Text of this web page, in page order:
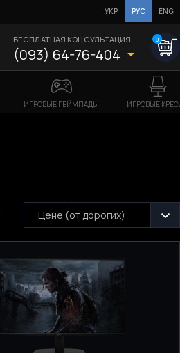
УКР РУС ENG
БЕСПЛАТНАЯ КОНСУЛЬТАЦИЯ
(093) 64-76-404
0
ИГРОВЫЕ ГЕЙМПАДЫ ИГРОВЫЕ
Цене (от дорогих)